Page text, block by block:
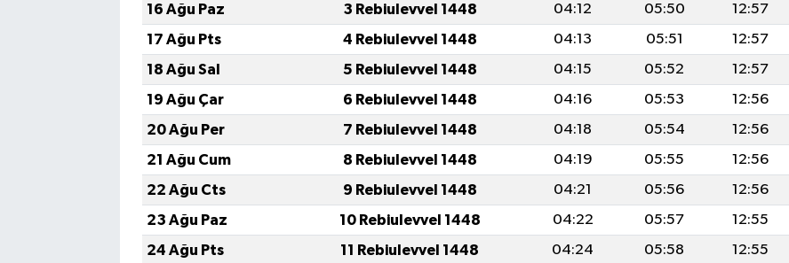
16 Ağu Paz
3 Rebiulevvel 1448 04:12 05:50 12:57
17 Ağu Pts
4 Rebiulevvel 1448 04:13 05:51 12:57
18 Ağu Sal
5 Rebiulevvel 1448 04:15 05:52 12:57
19 Ağu Çar
6 Rebiulevvel 1448 04:16 05:53 12:56
20 Ağu Per
7 Rebiulevvel 1448 04:18 05:54 12:56
21 Ağu Cum
8 Rebiulevvel 1448 04:19 05:55 12:56
22 Ağu Cts
9 Rebiulevvel 1448 04:21 05:56 12:56
23 Ağu Paz
10 Rebiulevvel 1448 04:22 05:57 12:55
24 Ağu Pts
11 Rebiulevvel 1448 04:24 05:58 12:55